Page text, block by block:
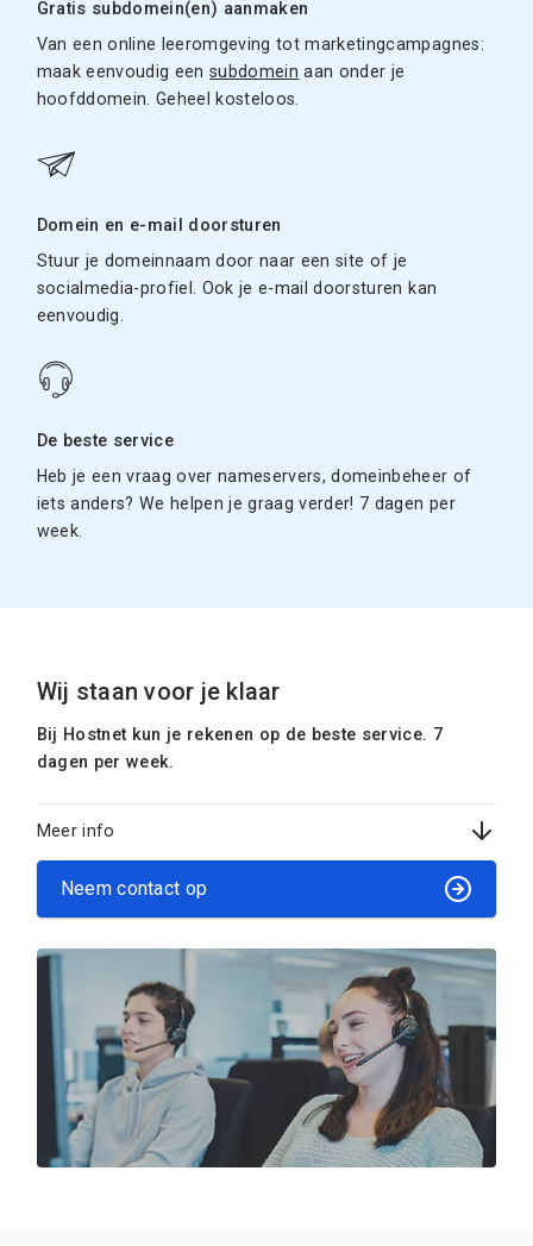
Gratis subdomein(en) aanmaken
Van een online leeromgeving tot marketingcampagnes:
maak eenvoudig eensubdomein aan onder je
hoofddomein. Geheel kosteloos.
Domein en e-mail doorsturen
Stuur je domeinnaam door naar een site of je
socialmedia-profiel. Ook je e-mail doorsturen kan
eenvoudig.
De beste service
Heb je een vraag over nameservers, domeinbeheer of
iets anders? We helpen je graag verder! 7 dagen per
week.
Wij staan voor je klaar
Bij Hostnet kun je rekenen op de beste service. 7
dagen per week.
Meer info
Neem contact op